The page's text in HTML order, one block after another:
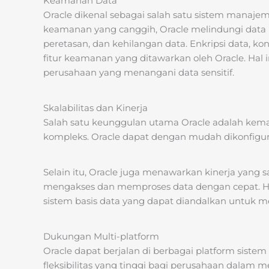
Oracle dikenal sebagai salah satu sistem
keamanan yang canggih, Oracle melindungi
peretasan, dan kehilangan data. Enkripsi data,
fitur keamanan yang ditawarkan oleh Oracle.
perusahaan yang menangani data sensitif.
Skalabilitas dan Kinerja
Salah satu keunggulan utama Oracle adalah
kompleks. Oracle dapat dengan mudah
Selain itu, Oracle juga menawarkan kinerja
mengakses dan memproses data dengan
sistem basis data yang dapat diandalkan untuk
Dukungan Multi-platform
Oracle dapat berjalan di berbagai platform
fleksibilitas yang tinggi bagi perusahaan dalam